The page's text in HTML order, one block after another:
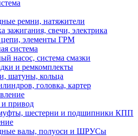
ремни, натяжители
зажигания, свечи, электрика
элементы ГРМ
система
насос, система смазки
и ремкомплекты
шатуны, кольца
головка, картер
и привод
шестерни и подшипники КПП
валы, полуоси и ШРУСы